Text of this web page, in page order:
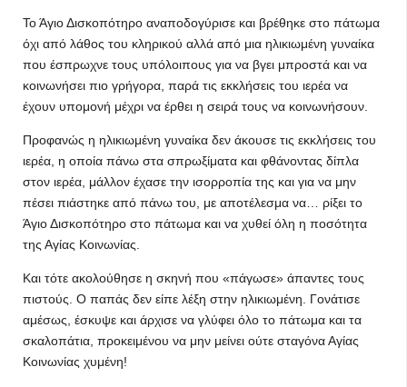
Το Άγιο Δισκοπότηρο αναποδογύρισε και βρέθηκε στο πάτωμα
όχι από λάθος του κληρικού αλλά από μια ηλικιωμένη γυναίκα
που έσπρωχνε τους υπόλοιπους για να βγει μπροστά και να
κοινωνήσει πιο γρήγορα, παρά τις εκκλήσεις του ιερέα να
έχουν υπομονή μέχρι να έρθει η σειρά τους να κοινωνήσουν.
Προφανώς η ηλικιωμένη γυναίκα δεν άκουσε τις εκκλήσεις του
ιερέα, η οποία πάνω στα σπρωξίματα και φθάνοντας δίπλα
στον ιερέα, μάλλον έχασε την ισορροπία της και για να μην
πέσει πιάστηκε από πάνω του, με αποτέλεσμα να… ρίξει το
Άγιο Δισκοπότηρο στο πάτωμα και να χυθεί όλη η ποσότητα
της Αγίας Κοινωνίας.
Και τότε ακολούθησε η σκηνή που «πάγωσε» άπαντες τους
πιστούς. Ο παπάς δεν είπε λέξη στην ηλικιωμένη. Γονάτισε
αμέσως, έσκυψε και άρχισε να γλύφει όλο το πάτωμα και τα
σκαλοπάτια, προκειμένου να μην μείνει ούτε σταγόνα Αγίας
Κοινωνίας χυμένη!